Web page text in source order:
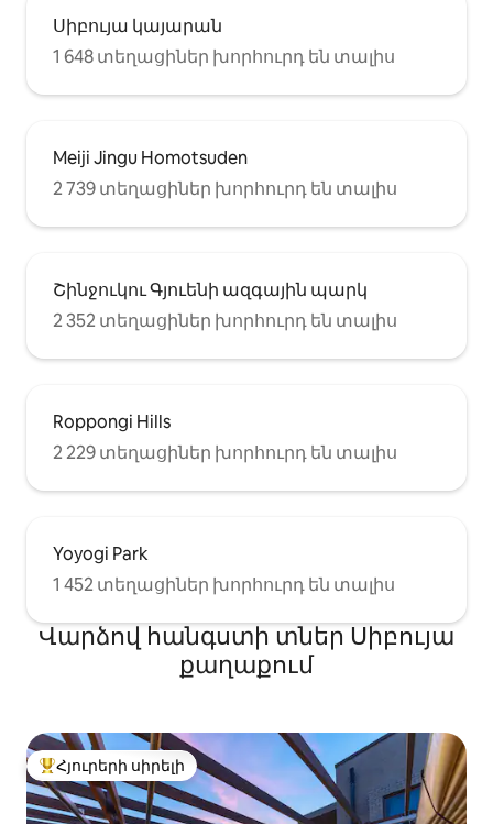
կամ 4-6 հոգանոց ընկերների հետ
ուղևորությունների համար։
Այստեղ ձեր մնալը, անշուշտ, ձեր
ուղևորության անմոռանալի մասն
է լինելու։
Սիբույա կայարան
1 648 տեղացիներ խորհուրդ են տալիս
Meiji Jingu Homotsuden
2 739 տեղացիներ խորհուրդ են տալիս
Շինջուկու Գյուենի ազգային պարկ
2 352 տեղացիներ խորհուրդ են տալիս
Roppongi Hills
2 229 տեղացիներ խորհուրդ են տալիս
Yoyogi Park
1 452 տեղացիներ խորհուրդ են տալիս
Վարձով հանգստի տներ Սիբույա
քաղաքում
Հյուրերի սիրելի լավագույն տները
Հյուրերի սիրելի